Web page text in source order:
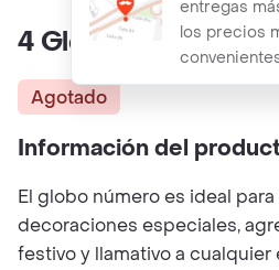
entregas
los precios
4 Globo Numero
Agotado
Información del
El globo número es ideal
decoraciones especiales,
festivo y llamativo a cualquier